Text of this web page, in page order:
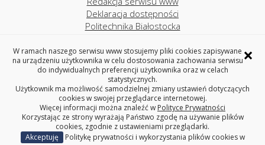
Deklaracja dostępności
Politechnika Białostocka
Katedra Budowy i Eksploatacji Maszyn
WYDZIAŁ MECHANICZNY
POLITECHNIKA BIAŁOSTOCKA
ul. Wiejska 45C, 15-351 Białystok <!--
tel. centrala (85) 746 92 06, fax (85) 746 92 10--->
Copyright © 2023 Politechnika Białostocka
×
W ramach naszego serwisu www stosujemy pliki cookies zapisywane
na urządzeniu użytkownika w celu dostosowania zachowania serwisu
do indywidualnych preferencji użytkownika oraz w celach
statystycznych.
Użytkownik ma możliwość samodzielnej zmiany ustawień dotyczących
cookies w swojej przeglądarce internetowej.
Więcej informacji można znaleźć w Polityce Prywatności
Korzystając ze strony wyrażają Państwo zgodę na używanie plików
cookies, zgodnie z ustawieniami przeglądarki.
Akceptuję
Politykę prywatności i wykorzystania plików cookies w